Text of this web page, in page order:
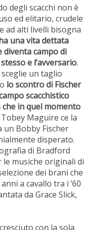
degli scacchi non è
ed elitario, crudele
ad alti livelli bisogna
una vita dettata
diventa campo di
e l’avversario.
un taglio
lo scontro di Fischer
scacchistico
che in quel momento
Maguire ce la
Bobby Fischer
disperato.
di Bradford
musiche originali di
dei brani che
a cavallo tra i ’60
da Grace Slick,
con la sola